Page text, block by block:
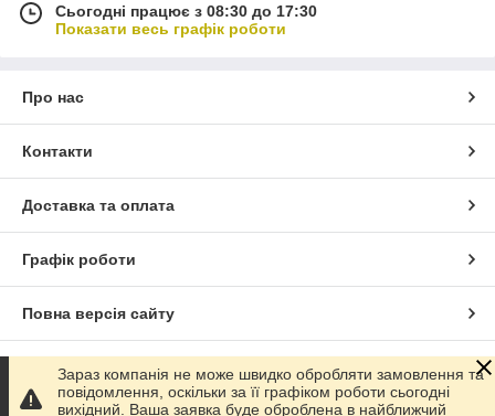
Сьогодні працює з 08:30 до 17:30
Показати весь графік роботи
Про нас
Контакти
Доставка та оплата
Графік роботи
Повна версія сайту
Сайт створено на маркетплейсі Prom.ua
Зараз компанія не може швидко обробляти замовлення та
повідомлення, оскільки за її графіком роботи сьогодні
вихідний. Ваша заявка буде оброблена в найближчий